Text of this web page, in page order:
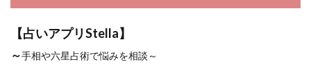
【占いアプリStella】
～手相や六星占術で悩みを相談～